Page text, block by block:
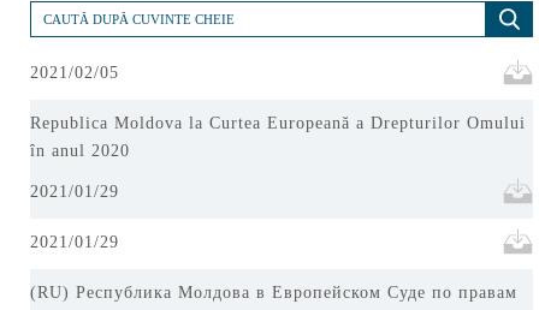
2021/02/05
Republica Moldova la Curtea Europeană a Drepturilor Omului
în anul 2020
2021/01/29
2021/01/29
(RU) Республика Молдова в Европейском Суде по правам